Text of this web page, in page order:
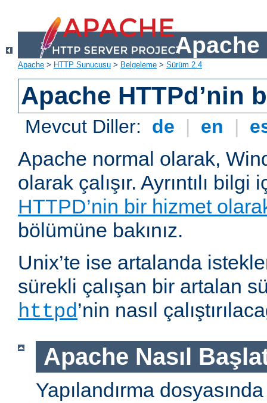
Apache
Apache > HTTP Sunucusu > Belgeleme > Sürüm 2.4
Apache HTTPd’nin
Mevcut Diller: de | en |
Apache normal olarak,
olarak çalışır. Ayrıntılı bilgi
HTTPD’nin bir hizmet olarak
bölümüne bakınız.
Unix’te ise artalanda
sürekli çalışan bir artalan
httpd’nin nasıl
Apache Nasıl
Yapılandırma